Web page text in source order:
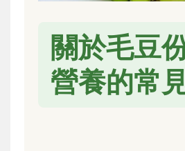
關於毛豆
營養的常